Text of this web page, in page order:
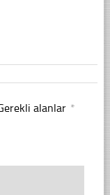
alanlar *